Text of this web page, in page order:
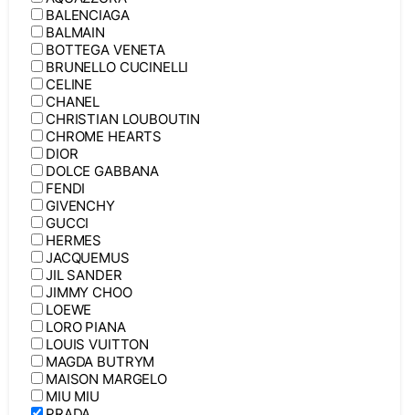
BALENCIAGA
BALMAIN
BOTTEGA VENETA
BRUNELLO CUCINELLI
CELINE
CHANEL
CHRISTIAN LOUBOUTIN
CHROME HEARTS
DIOR
DOLCE GABBANA
FENDI
GIVENCHY
GUCCI
HERMES
JACQUEMUS
JIL SANDER
JIMMY CHOO
LOEWE
LORO PIANA
LOUIS VUITTON
MAGDA BUTRYM
MAISON MARGELO
MIU MIU